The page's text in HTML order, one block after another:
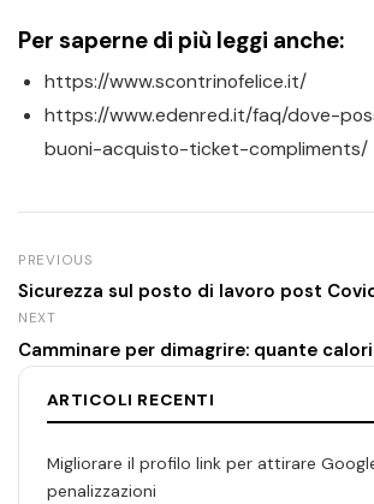
Per saperne di più leggi anche:
https://www.scontrinofelice.it/
https://www.edenred.it/faq/dove-
buoni-acquisto-ticket-compliments/
PREVIOUS
Sicurezza sul posto di lavoro post
NEXT
Camminare per dimagrire: quante
ARTICOLI RECENTI
Migliorare il profilo link per attirare
penalizzazioni